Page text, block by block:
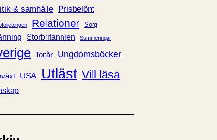
& samhälle Prisbelönt
Relationer Sorg
Storbritannien Summeringar
Tonår Ungdomsböcker
USA Utläst Vill läsa